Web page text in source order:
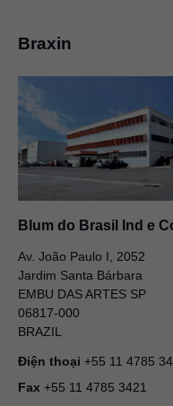
Braxin
Blum do Brasil Ind e
Av. João Paulo I, 2052
Jardim Santa Bárbara
EMBU DAS ARTES SP
06817-000
BRAZIL
Điện thoại +55 11 4785
Fax +55 11 4785 3421